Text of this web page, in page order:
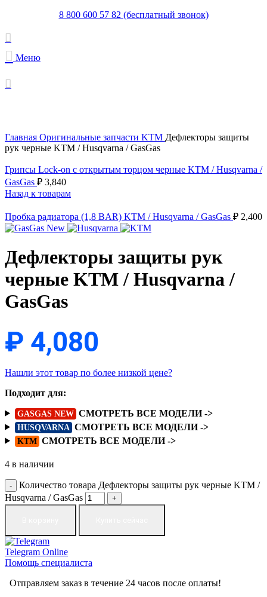
8 800 600 57 82 (бесплатный звонок)
Меню
Главная Оригинальные запчасти KTM Дефлекторы защиты
рук черные KTM / Husqvarna / GasGas
Грипсы Lock-on с открытым торцом черные KTM / Husqvarna /
GasGas ₽ 3,840
Назад к товарам
Пробка радиатора (1,8 BAR) KTM / Husqvarna / GasGas ₽ 2,400
Дефлекторы защиты рук
черные KTM / Husqvarna /
GasGas
₽ 4,080
Нашли этот товар по более низкой цене?
Подходит для:
GASGAS NEW СМОТРЕТЬ ВСЕ МОДЕЛИ ->
HUSQVARNA СМОТРЕТЬ ВСЕ МОДЕЛИ ->
KTM СМОТРЕТЬ ВСЕ МОДЕЛИ ->
4 в наличии
Количество товара Дефлекторы защиты рук черные KTM /
Husqvarna / GasGas
Telegram Online
Помощь специалиста
Отправляем заказ в течение 24 часов после оплаты!